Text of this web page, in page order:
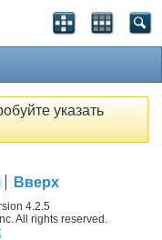
указать
Вверх
4.2.5
All rights reserved.